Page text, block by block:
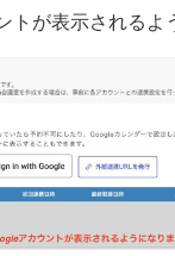
トが表示されるよ